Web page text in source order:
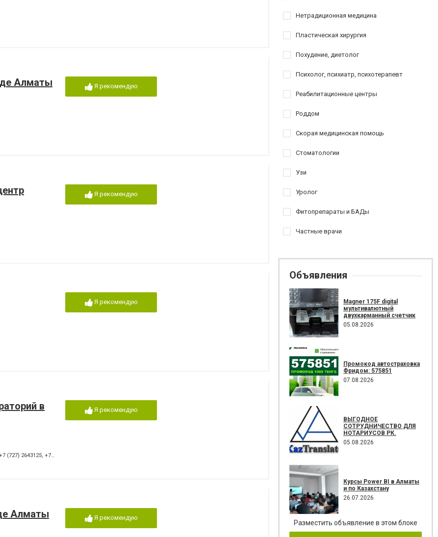
Алматы Я рекомендую
Я рекомендую
Я рекомендую
в
(727) 2643125, +7 (727) 3307007
Я рекомендую
Алматы Я рекомендую
Нетрадиционная медицина
Пластическая хирургия
Похудение, диетолог
Психолог, психиатр, психотерапевт
Реабилитационные центры
Роддом
Скорая медицинская помощь
Стоматологии
Узи
Уролог
Фитопрепараты и БАДы
Частные врачи
Объявления
Magner 175F digital
мультивалютный
двухкарманный счетчик
05.08.2026
Промокод автостраховка
Фридом: 575851
07.08.2026
ВЫГОДНОЕ
СОТРУДНИЧЕСТВО ДЛЯ
НОТАРИУСОВ РК.
05.08.2026
Курсы Power BI в Алматы
и по Казахстану
26.07.2026
Разместить объявление в этом блоке